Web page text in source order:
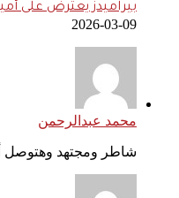
بيراميدز يعترض على
2026-03-09
محمد عبدالرحمن
شاطر ومجتهد وهتوصل